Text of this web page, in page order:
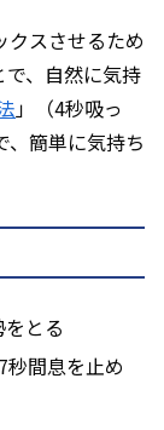
クスさせるため
、自然に気持
」（4秒吸っ
、簡単に気持ち
とる
間息を止め